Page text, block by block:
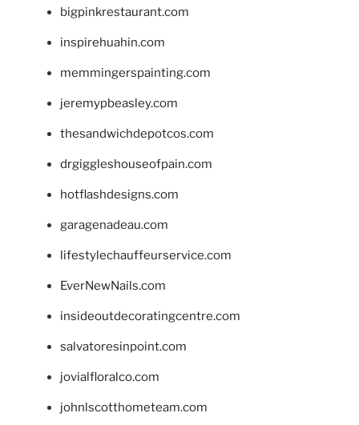
bigpinkrestaurant.com
inspirehuahin.com
memmingerspainting.com
jeremypbeasley.com
thesandwichdepotcos.com
drgiggleshouseofpain.com
hotflashdesigns.com
garagenadeau.com
lifestylechauffeurservice.com
EverNewNails.com
insideoutdecoratingcentre.com
salvatoresinpoint.com
jovialfloralco.com
johnlscotthometeam.com